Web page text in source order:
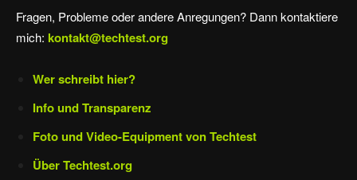
Fragen, Probleme oder andere Anregungen? Dann kontaktiere
mich: kontakt@techtest.org
Wer schreibt hier?
Info und Transparenz
Foto und Video-Equipment von Techtest
Über Techtest.org